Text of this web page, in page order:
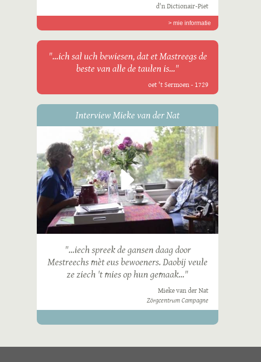
d'n Dictionair-Piet
> mie informatie
"...ich sal uch bewiesen, dat et Mastreegs de
beste van alle de taulen is..."
oet 't Sermoen - 1729
Interview Mieke van der Nat
"...iech spreek de gansen daag door
Mestreechs mèt eus bewoeners. Daobij veule
ze ziech 't mies op hun gemaak..."
Mieke van der Nat
Zörgcentrum Campagne